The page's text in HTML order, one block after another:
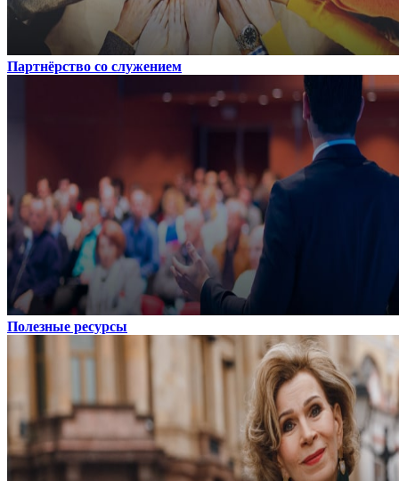
Партнёрство со служением
Полезные ресурсы